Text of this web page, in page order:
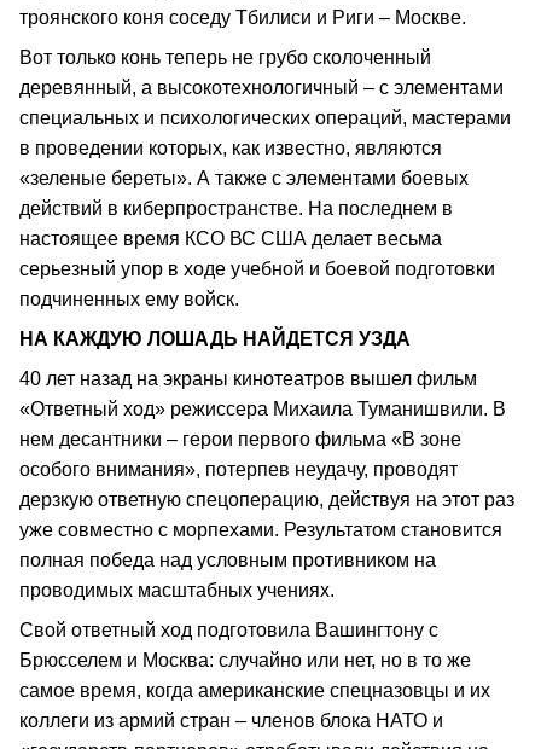
троянского коня соседу Тбилиси и Риги – Москве.
Вот только конь теперь не грубо сколоченный
деревянный, а высокотехнологичный – с элементами
специальных и психологических операций, мастерами
в проведении которых, как известно, являются
«зеленые береты». А также с элементами боевых
действий в киберпространстве. На последнем в
настоящее время КСО ВС США делает весьма
серьезный упор в ходе учебной и боевой подготовки
подчиненных ему войск.
НА КАЖДУЮ ЛОШАДЬ НАЙДЕТСЯ УЗДА
40 лет назад на экраны кинотеатров вышел фильм
«Ответный ход» режиссера Михаила Туманишвили. В
нем десантники – герои первого фильма «В зоне
особого внимания», потерпев неудачу, проводят
дерзкую ответную спецоперацию, действуя на этот раз
уже совместно с морпехами. Результатом становится
полная победа над условным противником на
проводимых масштабных учениях.
Свой ответный ход подготовила Вашингтону с
Брюсселем и Москва: случайно или нет, но в то же
самое время, когда американские спецназовцы и их
коллеги из армий стран – членов блока НАТО и